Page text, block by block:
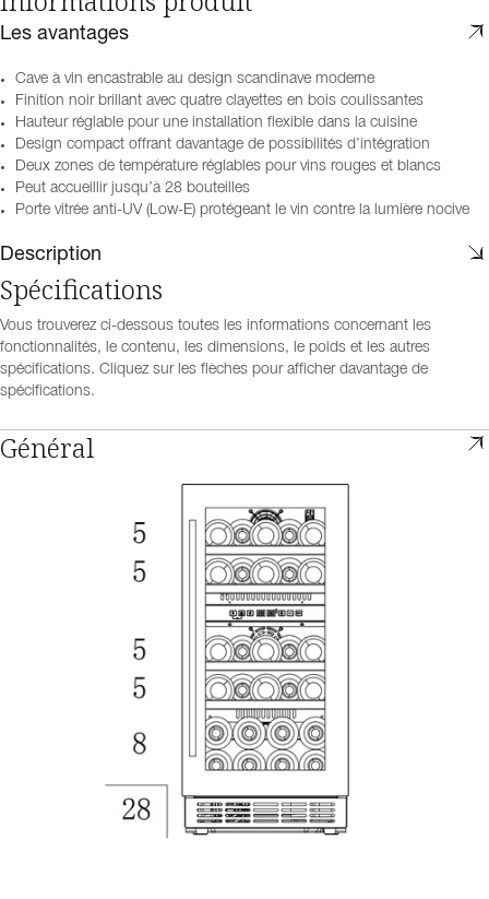
Les avantages
Cave à vin encastrable au design scandinave moderne
Finition noir brillant avec quatre clayettes en bois coulissantes
Hauteur réglable pour une installation flexible dans la cuisine
Design compact offrant davantage de possibilités d’intégration
Deux zones de température réglables pour vins rouges et blancs
Peut accueillir jusqu’à 28 bouteilles
Porte vitrée anti-UV (Low-E) protégeant le vin contre la lumière nocive
Description
Spécifications
Vous trouverez ci-dessous toutes les informations concernant les
fonctionnalités, le contenu, les dimensions, le poids et les autres
spécifications. Cliquez sur les flèches pour afficher davantage de
spécifications.
Général